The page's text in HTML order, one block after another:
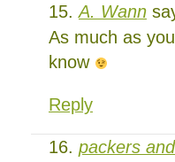
A. Wann
As much as
know
Reply
packers